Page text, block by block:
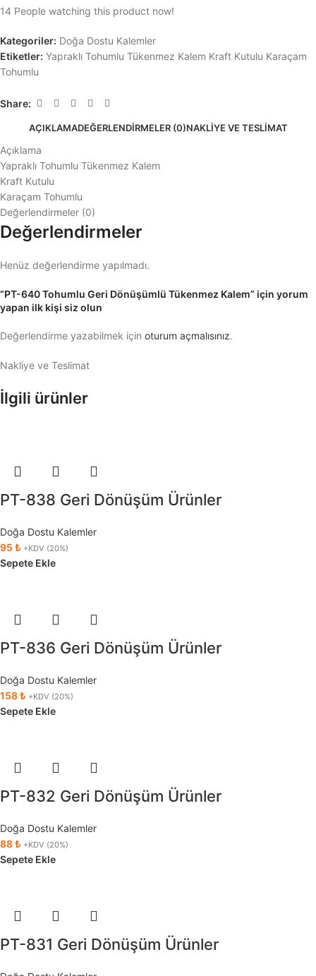
14 People watching this product now!
Kategoriler: Doğa Dostu Kalemler
Etiketler: Yapraklı Tohumlu Tükenmez Kalem Kraft Kutulu Karaçam
Tohumlu
Share:
AÇIKLAMADEĞERLENDIRMELER (0)NAKLIYE VE TESLIMAT
Açıklama
Yapraklı Tohumlu Tükenmez Kalem
Kraft Kutulu
Karaçam Tohumlu
Değerlendirmeler (0)
Değerlendirmeler
Henüz değerlendirme yapılmadı.
“PT-640 Tohumlu Geri Dönüşümlü Tükenmez Kalem” için yorum
yapan ilk kişi siz olun
Değerlendirme yazabilmek için oturum açmalısınız.
Nakliye ve Teslimat
İlgili ürünler
PT-838 Geri Dönüşüm Ürünler
Doğa Dostu Kalemler
95 ₺ +KDV (20%)
Sepete Ekle
PT-836 Geri Dönüşüm Ürünler
Doğa Dostu Kalemler
158₺ +KDV (20%)
Sepete Ekle
PT-832 Geri Dönüşüm Ürünler
Doğa Dostu Kalemler
88₺ +KDV (20%)
Sepete Ekle
PT-831 Geri Dönüşüm Ürünler